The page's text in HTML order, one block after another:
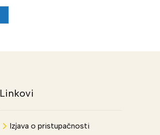
Linkovi
Izjava o pristupačnosti